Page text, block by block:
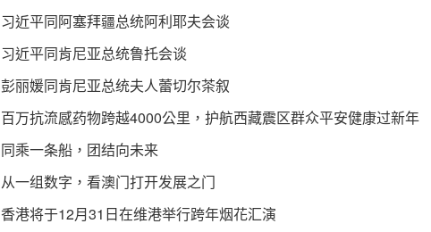
习近平同阿塞拜疆总统阿利耶夫会谈
习近平同肯尼亚总统鲁托会谈
彭丽媛同肯尼亚总统夫人蕾切尔茶叙
百万抗流感药物跨越4000公里，护航西藏震区群众平安健康过新年
同乘一条船，团结向未来
从一组数字，看澳门打开发展之门
香港将于12月31日在维港举行跨年烟花汇演